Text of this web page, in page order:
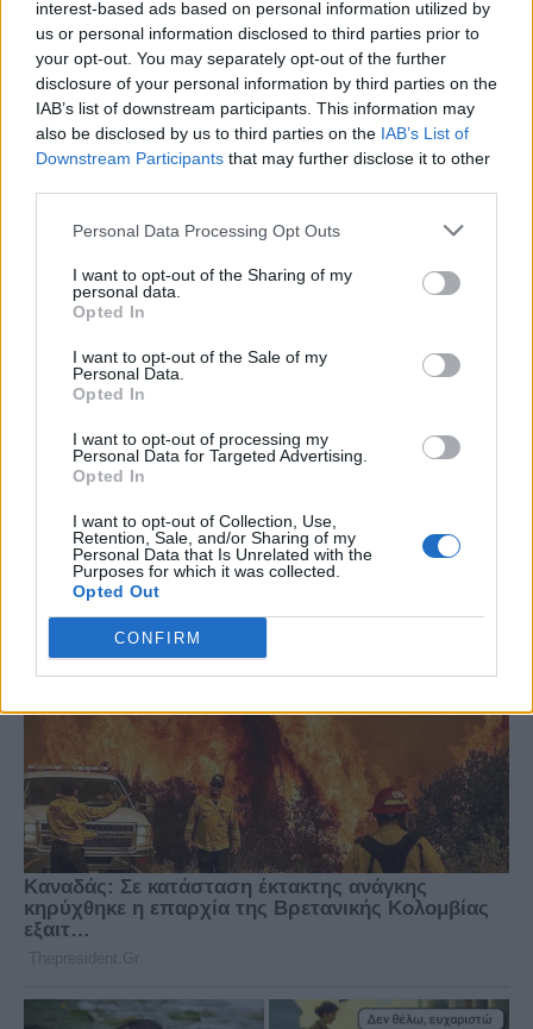
interest-based ads based on personal information utilized by
us or personal information disclosed to third parties prior to
your opt-out. You may separately opt-out of the further
disclosure of your personal information by third parties on the
IAB’s list of downstream participants. This information may
also be disclosed by us to third parties on the IAB’s List of
Downstream Participants that may further disclose it to other
Personal Data Processing Opt Outs
I want to opt-out of the Sharing of my
personal data.
Opted In
I want to opt-out of the Sale of my
Personal Data.
Opted In
I want to opt-out of processing my
Personal Data for Targeted Advertising.
Opted In
I want to opt-out of Collection, Use,
Retention, Sale, and/or Sharing of my
Personal Data that Is Unrelated with the
Purposes for which it was collected.
Opted Out
CONFIRM